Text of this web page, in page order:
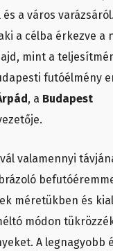
a város
a célba érkezve a
mint a
futóélmény
, a Budapest
valamennyi
méretükben és
módon
A legnagyobb